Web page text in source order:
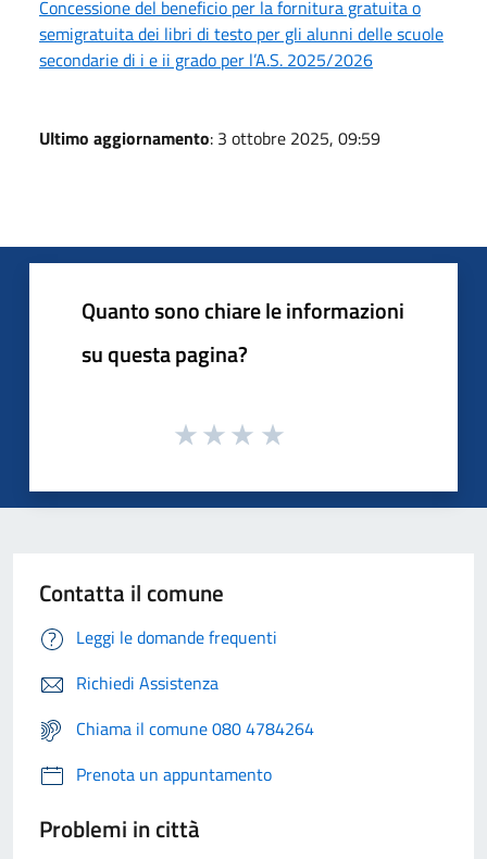
Concessione del beneficio per la fornitura gratuita o
semigratuita dei libri di testo per gli alunni delle scuole
secondarie di i e ii grado per l’A.S. 2025/2026
Ultimo aggiornamento: 3 ottobre 2025, 09:59
Quanto sono chiare le informazioni
su questa pagina?
Contatta il comune
Leggi le domande frequenti
Richiedi Assistenza
Chiama il comune 080 4784264
Prenota un appuntamento
Problemi in città